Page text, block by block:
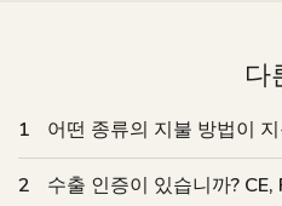
다
1 어떤 종류의 지불 방법이
2
수출 인증이 있습니까?